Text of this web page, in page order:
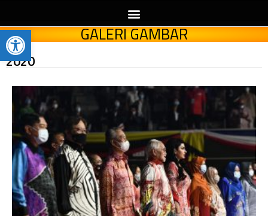
Open toolbar GALERI GAMBAR
2020